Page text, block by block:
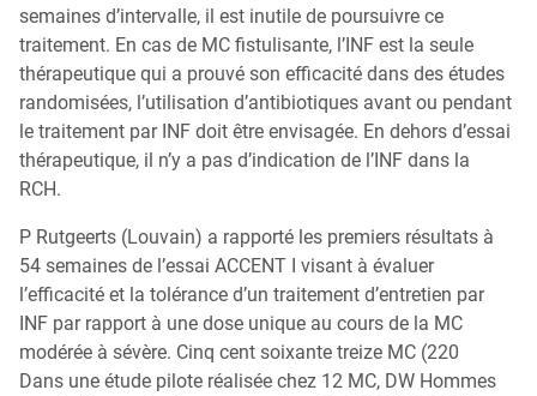
semaines d’intervalle, il est inutile de poursuivre ce
traitement. En cas de MC fistulisante, l’INF est la seule
thérapeutique qui a prouvé son efficacité dans des études
randomisées, l’utilisation d’antibiotiques avant ou pendant
le traitement par INF doit être envisagée. En dehors d’essai
thérapeutique, il n’y a pas d’indication de l’INF dans la
RCH.
P Rutgeerts (Louvain) a rapporté les premiers résultats à
54 semaines de l’essai ACCENT I visant à évaluer
l’efficacité et la tolérance d’un traitement d’entretien par
INF par rapport à une dose unique au cours de la MC
modérée à sévère. Cinq cent soixante treize MC (220
Dans une étude pilote réalisée chez 12 MC, DW Hommes
Qu’est-ce que la coloscopie ?